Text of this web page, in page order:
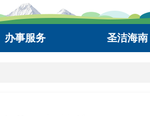
办事服务 圣洁海南